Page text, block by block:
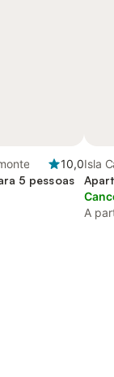
10,0
5 pessoas
Isla
A